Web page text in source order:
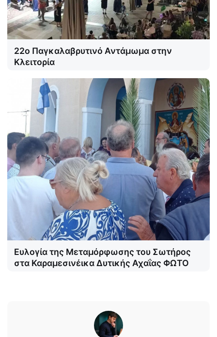
22ο Παγκαλαβρυτινό Αντάμωμα στην
Κλειτορία
Ευλογία της Μεταμόρφωσης του Σωτήρος
στα Καραμεσινέικα Δυτικής Αχαΐας ΦΩΤΟ